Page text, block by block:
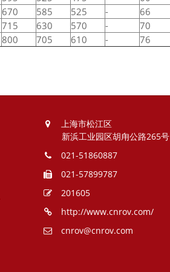
670 585 525 - 66
715 630 570 - 70
800 705 610 - 76
上海市松江区
新浜工业园区胡甪公路265号
021-51860887
021-57899787
201605
http://www.cnrov.com/
cnrov@cnrov.com